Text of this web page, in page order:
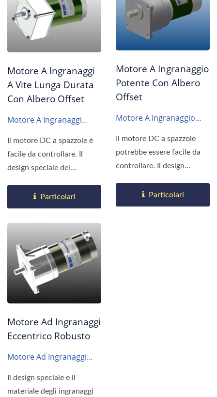
Motore A Ingranaggi
A Vite Lunga Durata
Con Albero Offset
Motore A Ingranaggi
4GN
Il motore DC a spazzole è
facile da controllare. Il
design speciale del
Particolari
Motore A Ingranaggio
Potente Con Albero
Offset
Motore A Ingranaggio
Il motore DC a spazzole
potrebbe essere facile da
controllare. Il design
Particolari
Motore Ad Ingranaggi
Eccentrico Robusto
Motore Ad Ingranaggi
Il design speciale e il
materiale degli ingranaggi